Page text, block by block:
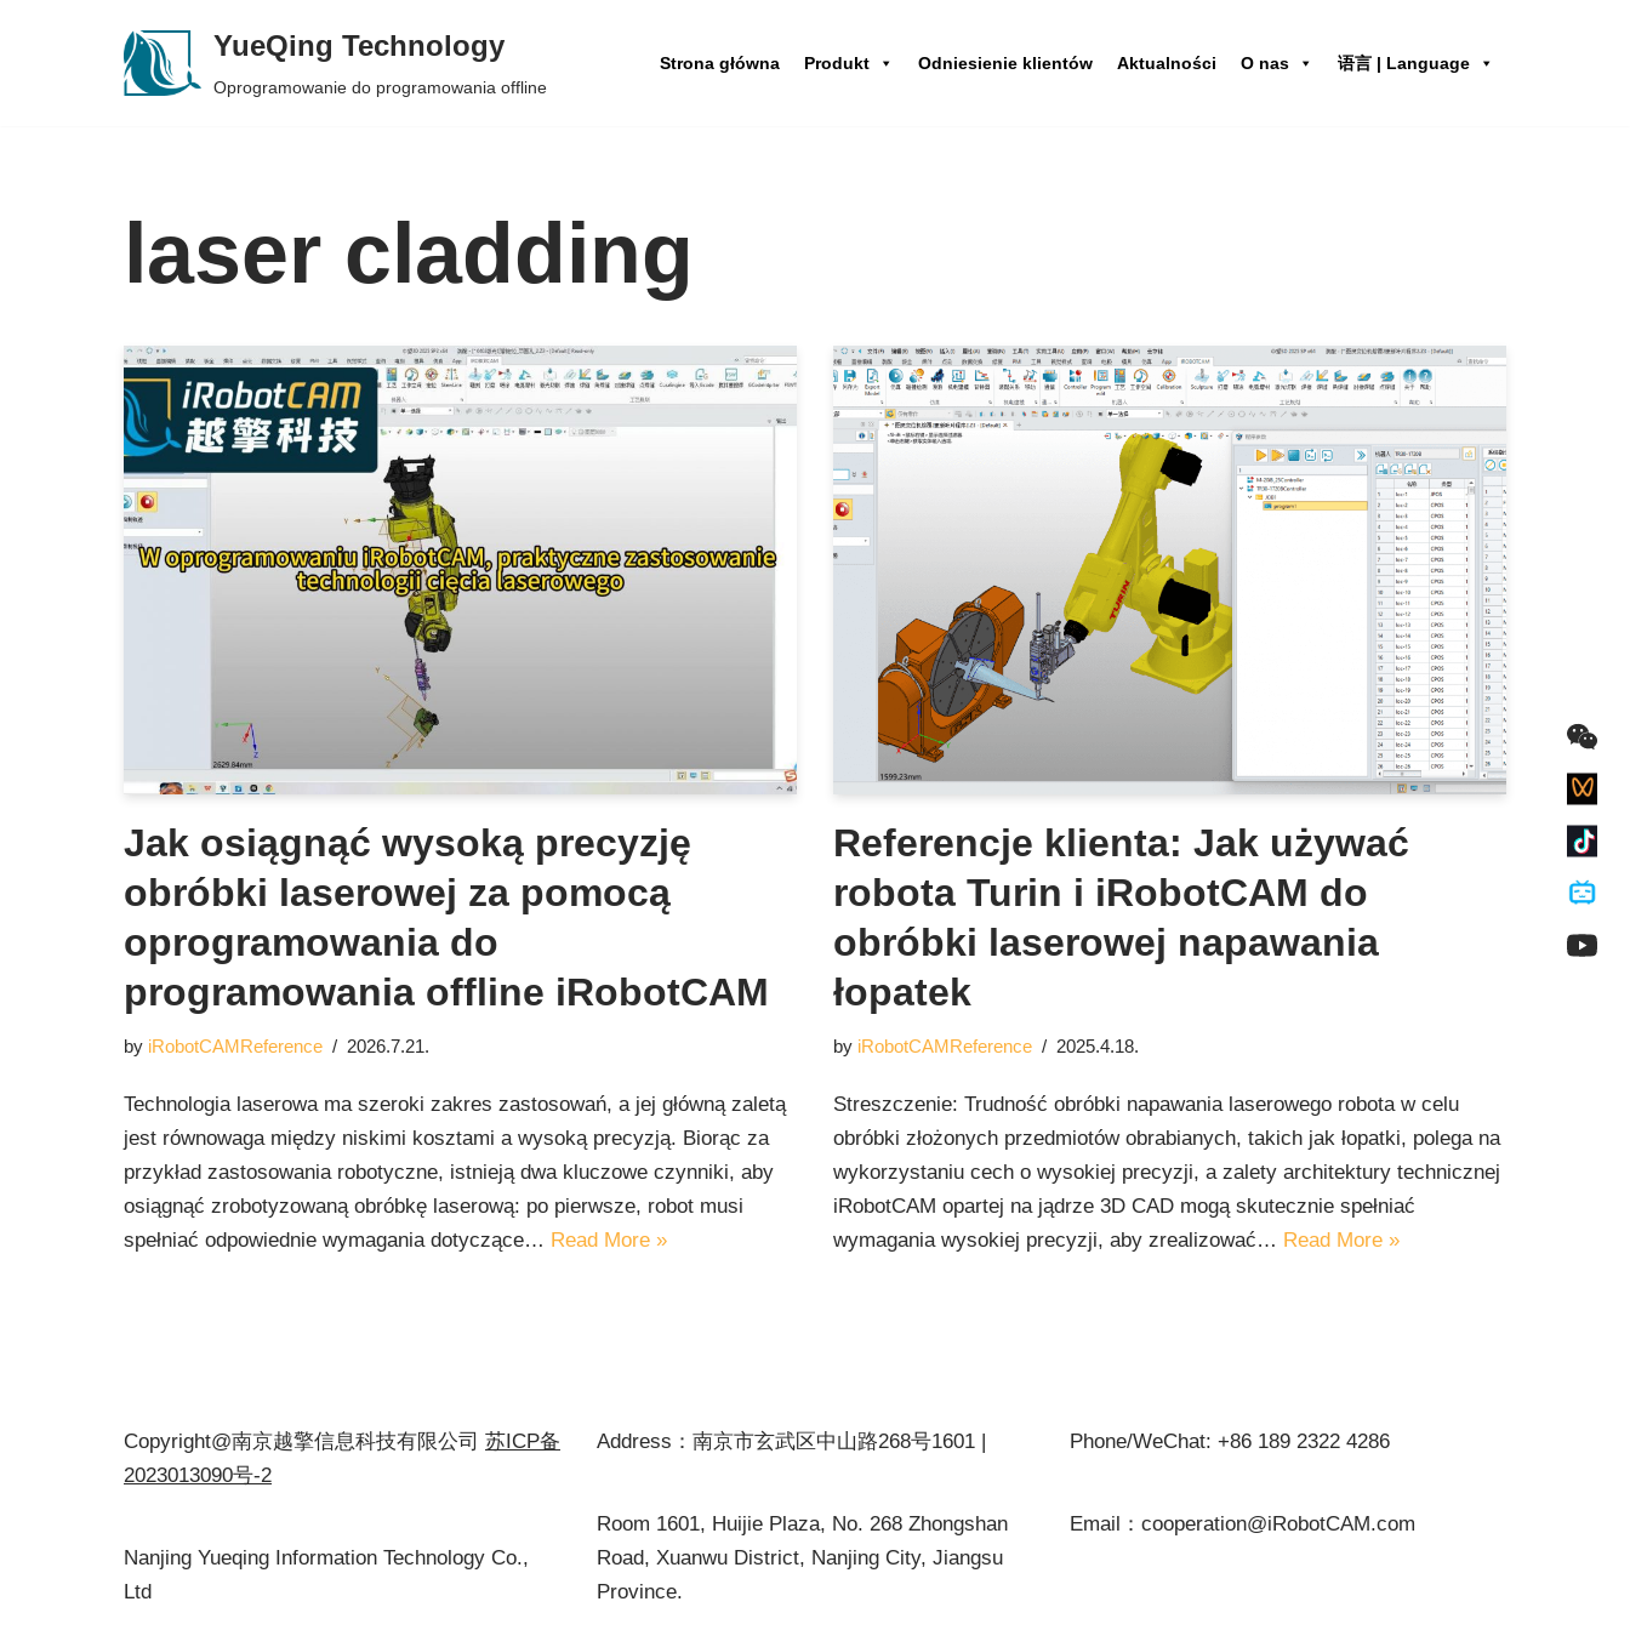
YueQing Technology
Oprogramowanie do programowania offline
Strona główna Produkt Odniesienie klientów Aktualności O nas 语言 | Language
laser cladding
Jak osiągnąć wysoką precyzję
obróbki laserowej za pomocą
oprogramowania do
programowania offline iRobotCAM
by iRobotCAMReference 2026.7.21.
Technologia laserowa ma szeroki zakres zastosowań, a jej główną zaletą
jest równowaga między niskimi kosztami a wysoką precyzją. Biorąc za
przykład zastosowania robotyczne, istnieją dwa kluczowe czynniki, aby
osiągnąć zrobotyzowaną obróbkę laserową: po pierwsze, robot musi
spełniać odpowiednie wymagania dotyczące… Read More »
Referencje klienta: Jak używać
robota Turin i iRobotCAM do
obróbki laserowej napawania
łopatek
by iRobotCAMReference 2025.4.18.
Streszczenie: Trudność obróbki napawania laserowego robota w celu
obróbki złożonych przedmiotów obrabianych, takich jak łopatki, polega na
wykorzystaniu cech o wysokiej precyzji, a zalety architektury technicznej
iRobotCAM opartej na jądrze 3D CAD mogą skutecznie spełniać
wymagania wysokiej precyzji, aby zrealizować… Read More »
Copyright@南京越擎信息科技有限公司 苏ICP备
2023013090号-2
Nanjing Yueqing Information Technology Co.,
Ltd
Address：南京市玄武区中山路268号1601 |
Room 1601, Huijie Plaza, No. 268 Zhongshan
Road, Xuanwu District, Nanjing City, Jiangsu
Province.
Phone/WeChat: +86 189 2322 4286
Email：cooperation@iRobotCAM.com